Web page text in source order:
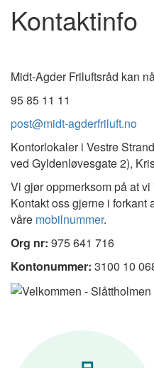
Kontaktinfo
Midt-Agder Friluftsråd kan
95 85 11 11
post@midt-agderfriluft.no
Kontorlokaler i Vestre
ved Gyldenløvesgate 2),
Vi gjør oppmerksom på at
Kontakt oss gjerne i forkant
våre mobilnummer.
Org nr: 975 641 716
Kontonummer: 3100 10